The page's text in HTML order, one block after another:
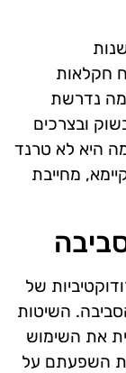
חקלאות
נדרשת
ובצרכים
היא לא טרנד
מחייבת
של
השיטות
את השימוש
את השפעתם על